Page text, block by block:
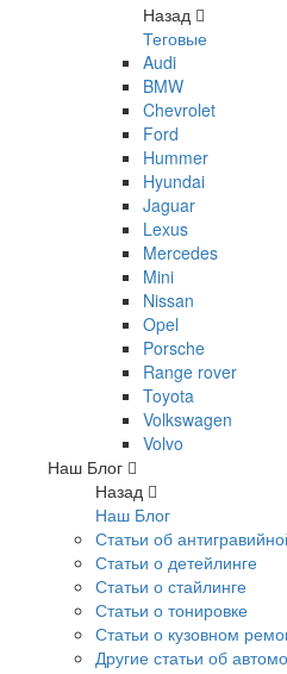
Назад
Теговые
Audi
BMW
Chevrolet
Ford
Hummer
Hyundai
Jaguar
Lexus
Mercedes
Mini
Nissan
Opel
Porsche
Range rover
Toyota
Volkswagen
Volvo
Наш Блог
Назад
Наш Блог
Статьи об
Статьи о детейлинге
Статьи о стайлинге
Статьи о тонировке
Статьи о кузовном
Другие статьи об